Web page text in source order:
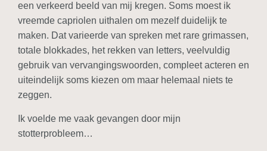
een verkeerd beeld van mij kregen. Soms moest ik
vreemde capriolen uithalen om mezelf duidelijk te
maken. Dat varieerde van spreken met rare grimassen,
totale blokkades, het rekken van letters, veelvuldig
gebruik van vervangingswoorden, compleet acteren en
uiteindelijk soms kiezen om maar helemaal niets te
zeggen.
Ik voelde me vaak gevangen door mijn
stotterprobleem…